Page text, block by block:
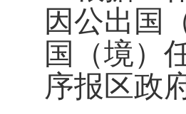
因公出国
国（境）
序报区政